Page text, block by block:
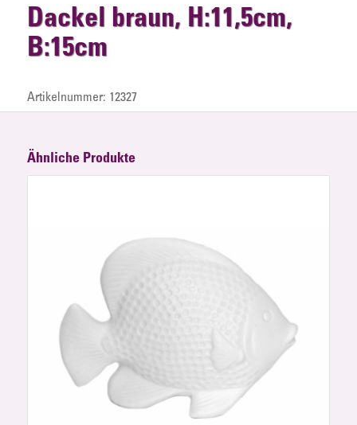
Dackel braun, H:11,5cm,
B:15cm
Artikelnummer: 12327
Ähnliche Produkte